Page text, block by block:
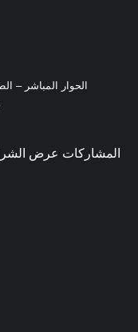
الحوار المباشر –
المشاركات عرض